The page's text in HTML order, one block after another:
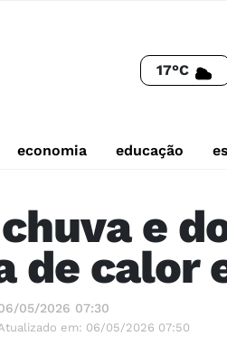
17°C
economia educação
e
de calor
05/2026 07:30
em: 06/05/2026 07:50